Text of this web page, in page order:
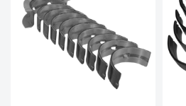
Suspensão
Correias